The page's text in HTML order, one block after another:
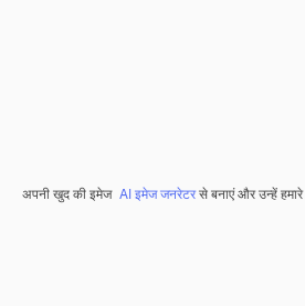
अपनी खुद की इमेज AI इमेज जनरेटरसे बनाएं और उन्हें हमारे